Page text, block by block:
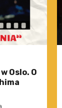
Oslo. O